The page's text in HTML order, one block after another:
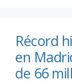
Récord
en
de 66